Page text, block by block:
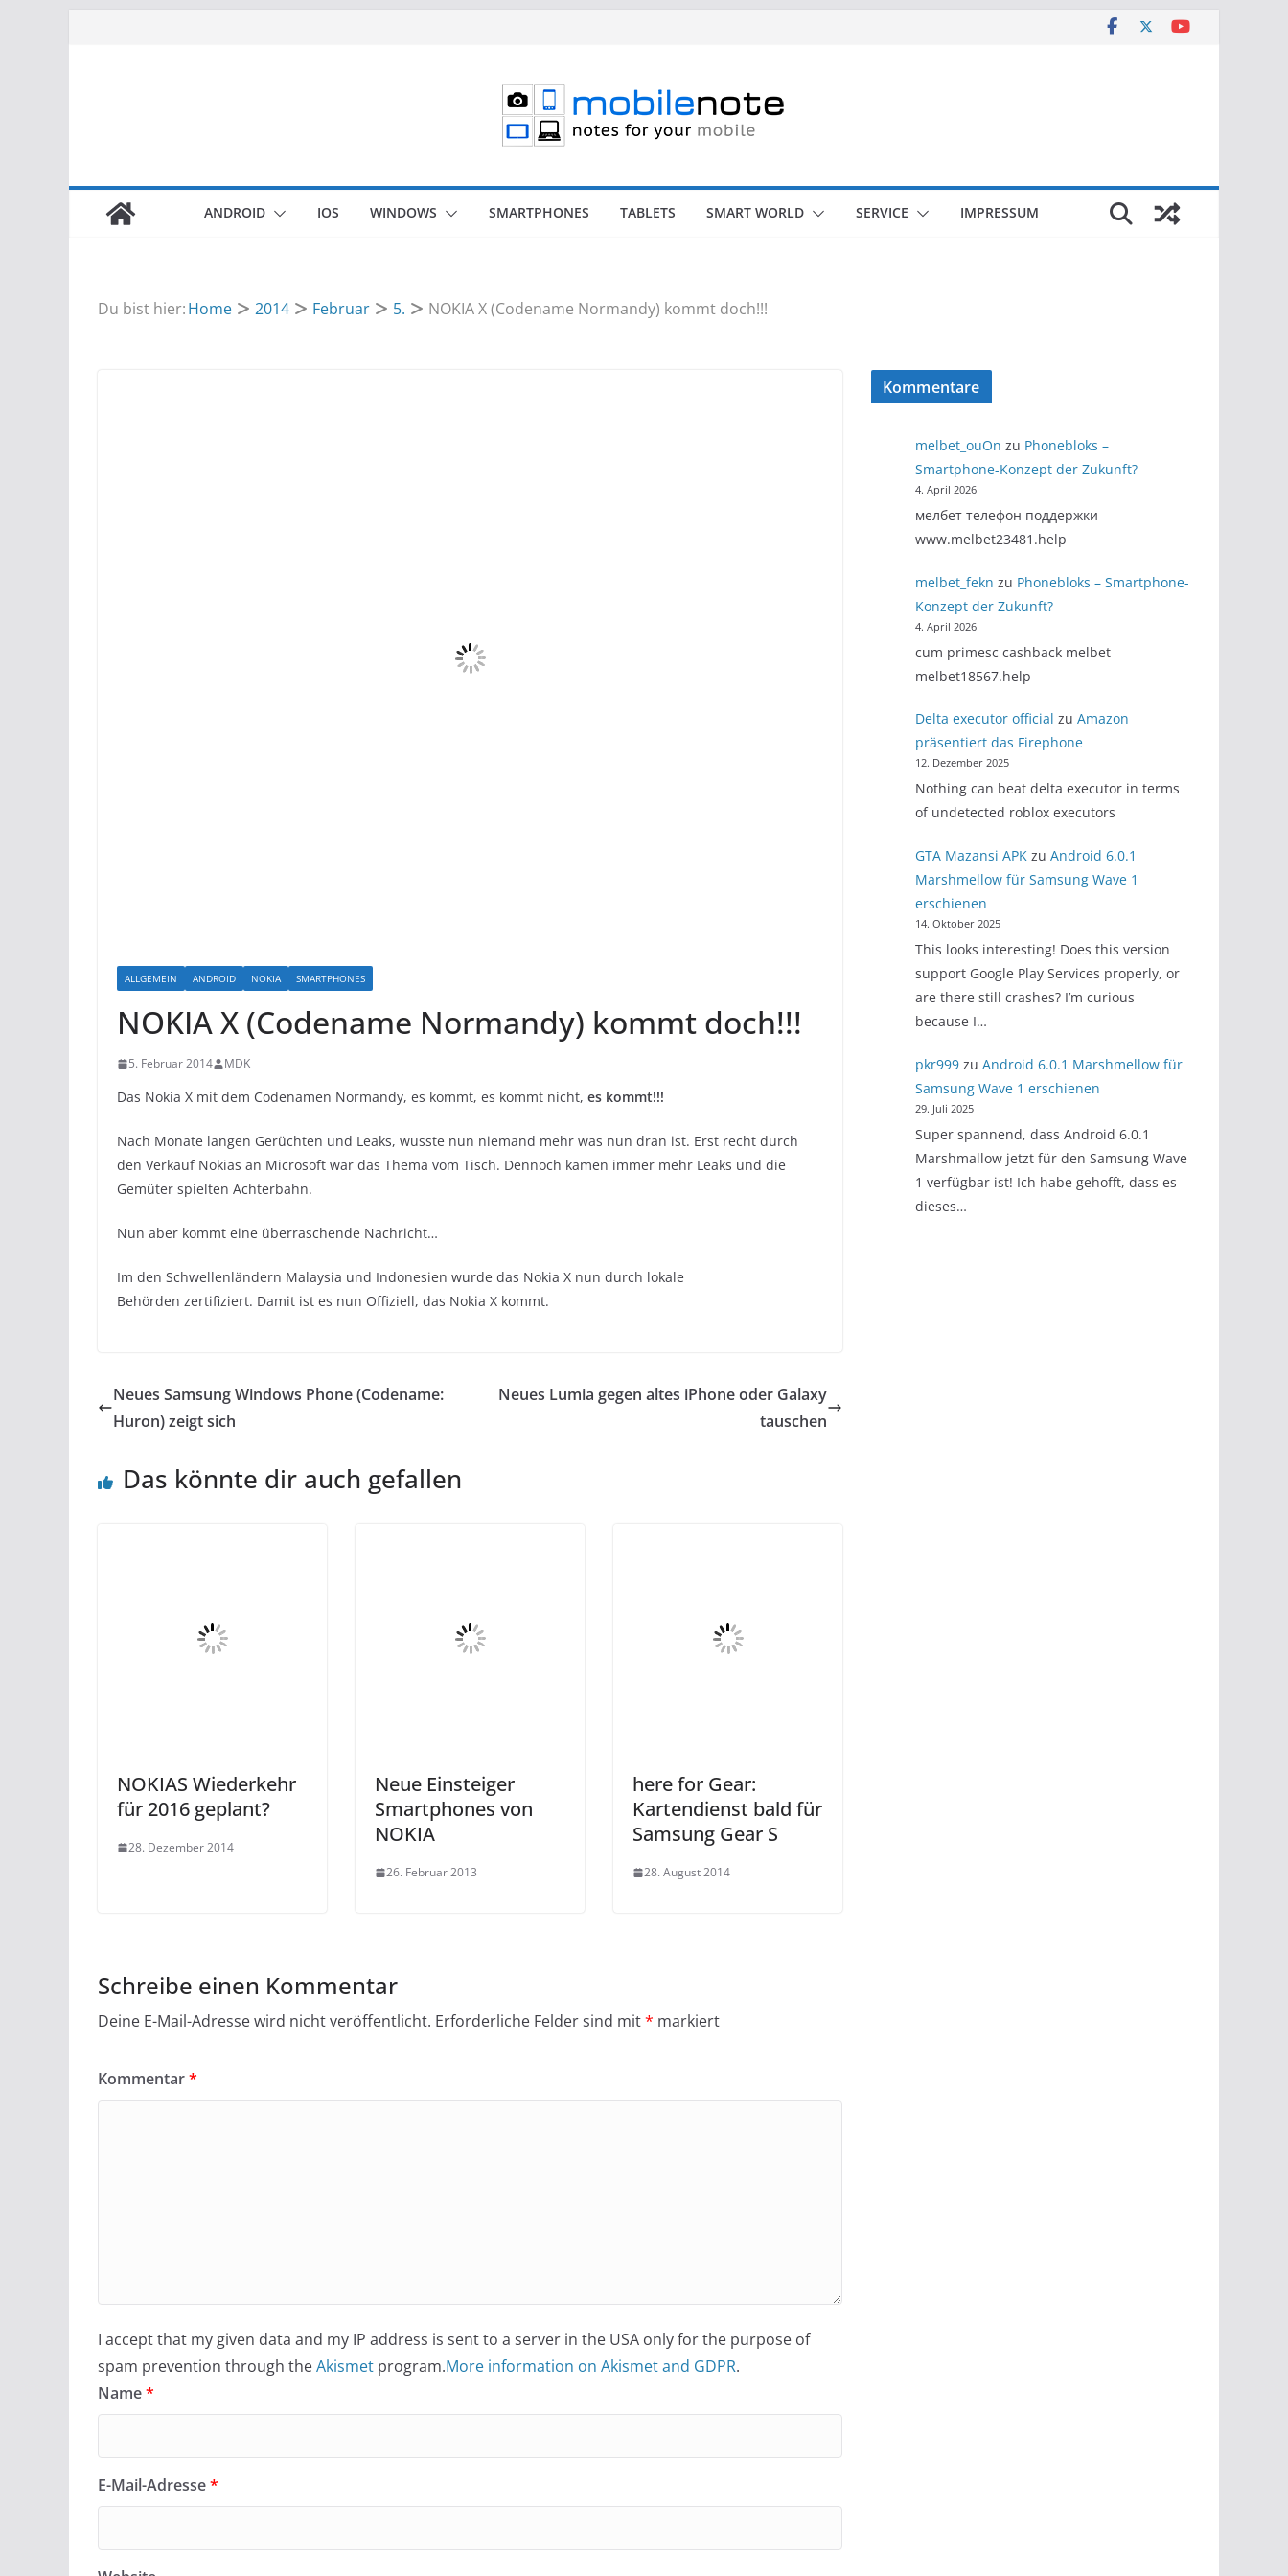
ANDROID IOS WINDOWS SMARTPHONES TABLETS SMART WORLD SERVICE IMPRESSUM
Du bist hier:Home 2014 Februar 5. NOKIA X (Codename Normandy) kommt doch!!!
ALLGEMEIN ANDROID NOKIA SMARTPHONES
NOKIA X (Codename Normandy) kommt doch!!!
5. Februar 2014 MDK
Das Nokia X mit dem Codenamen Normandy, es kommt, es kommt nicht, es kommt!!!
Nach Monate langen Gerüchten und Leaks, wusste nun niemand mehr was nun dran ist. Erst recht durch
den Verkauf Nokias an Microsoft war das Thema vom Tisch. Dennoch kamen immer mehr Leaks und die
Gemüter spielten Achterbahn.
Nun aber kommt eine überraschende Nachricht…
Im den Schwellenländern Malaysia und Indonesien wurde das Nokia X nun durch lokale
Behörden zertifiziert. Damit ist es nun Offiziell, das Nokia X kommt.
Neues Samsung Windows Phone (Codename:
Huron) zeigt sich
Neues Lumia gegen altes iPhone oder Galaxy
tauschen
Das könnte dir auch gefallen
NOKIAS Wiederkehr
für 2016 geplant?
28. Dezember 2014
Neue Einsteiger
Smartphones von
NOKIA
26. Februar 2013
here for Gear:
Kartendienst bald für
Samsung Gear S
28. August 2014
Schreibe einen Kommentar
Deine E-Mail-Adresse wird nicht veröffentlicht. Erforderliche Felder sind mit* markiert
Kommentar*
I accept that my given data and my IP address is sent to a server in the USA only for the purpose of
spam prevention through theAkismet program.More information on Akismet and GDPR.
Name*
E-Mail-Adresse*
Kommentare
melbet_ouOn zu Phonebloks –
Smartphone-Konzept der Zukunft?
4. April 2026
мелбет телефон поддержки
www.melbet23481.help
melbet_fekn zu Phonebloks – Smartphone-
Konzept der Zukunft?
4. April 2026
cum primesc cashback melbet
melbet18567.help
Delta executor official zu Amazon
präsentiert das Firephone
12. Dezember 2025
Nothing can beat delta executor in terms
of undetected roblox executors
GTA Mazansi APKzu Android 6.0.1
Marshmellow für Samsung Wave 1
erschienen
14. Oktober 2025
This looks interesting! Does this version
support Google Play Services properly, or
are there still crashes? I’m curious
because I…
pkr999zu Android 6.0.1 Marshmellow für
Samsung Wave 1 erschienen
29. Juli 2025
Super spannend, dass Android 6.0.1
Marshmallow jetzt für den Samsung Wave
1 verfügbar ist! Ich habe gehofft, dass es
dieses…